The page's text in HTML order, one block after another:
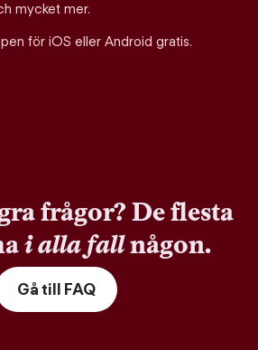
mycket mer.
för iOS eller Android gratis.
frågor? De flesta
i alla fallnågon.
Gå till FAQ